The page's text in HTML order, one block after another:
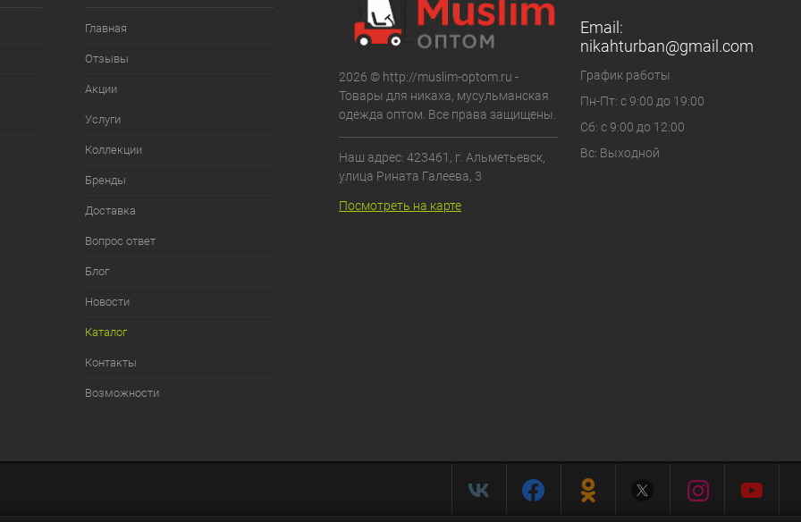
Главная
Отзывы
Акции
Услуги
Коллекции
Бренды
Доставка
Вопрос ответ
Блог
Новости
Каталог
Контакты
Возможности
2026 © http://muslim-optom.ru -
Товары для никаха, мусульманская
одежда оптом. Все права защищены.
Наш адрес: 423461, г. Альметьевск,
улица Рината Галеева, 3
Посмотреть на карте
Email:
nikahturban@gmail.com
График работы
Пн-Пт: с 9:00 до 19:00
Сб: с 9:00 до 12:00
Вс: Выходной